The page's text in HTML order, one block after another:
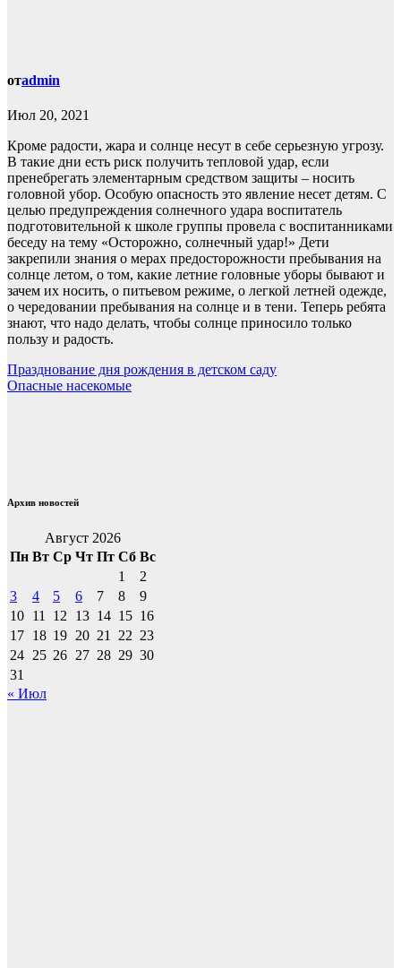
отadmin
Июл 20, 2021
Кроме радости, жара и солнце несут в себе серьезную угрозу.
В такие дни есть риск получить тепловой удар, если
пренебрегать элементарным средством защиты – носить
головной убор. Особую опасность это явление несет детям. С
целью предупреждения солнечного удара воспитатель
подготовительной к школе группы провела с воспитанниками
беседу на тему «Осторожно, солнечный удар!» Дети
закрепили знания о мерах предосторожности пребывания на
солнце летом, о том, какие летние головные уборы бывают и
зачем их носить, о питьевом режиме, о легкой летней одежде,
о чередовании пребывания на солнце и в тени. Теперь ребята
знают, что надо делать, чтобы солнце приносило только
пользу и радость.
Навигация
по
Празднование дня рождения в детском саду
Опасные насекомые
Архив новостей
Август 2026
Пн Вт Ср Чт Пт Сб Вс
1
2
3
4 5 6 7 8
9
10 11 12 13 14 15 16
17 18 19 20 21 22 23
24 25 26 27 28 29 30
31
« Июл